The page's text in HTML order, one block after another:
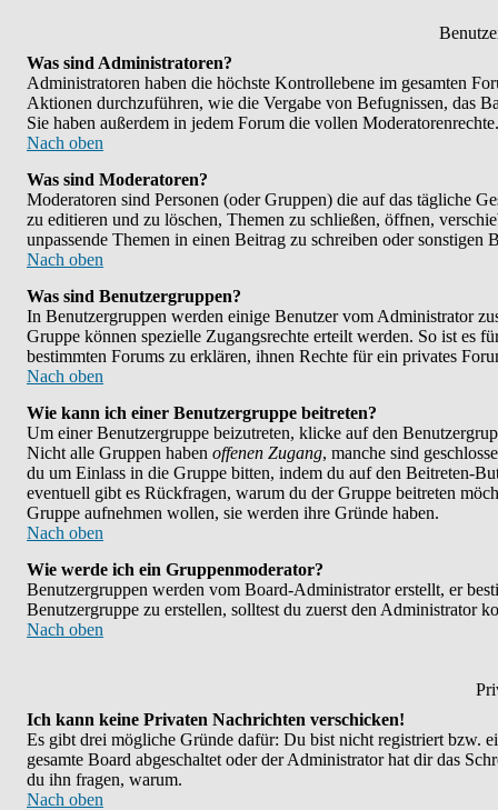
Was sind Administratoren?
Administratoren haben die höchste Kontrollebene im gesamten
Aktionen durchzuführen, wie die Vergabe von Befugnissen, das
Sie haben außerdem in jedem Forum die vollen Moderatorenrechte.
Nach oben
Was sind Moderatoren?
Moderatoren sind Personen (oder Gruppen) die auf das tägliche
zu editieren und zu löschen, Themen zu schließen, öffnen,
unpassende Themen in einen Beitrag zu schreiben oder sonstigen
Nach oben
Was sind Benutzergruppen?
In Benutzergruppen werden einige Benutzer vom Administrator
Gruppe können spezielle Zugangsrechte erteilt werden. So ist es
bestimmten Forums zu erklären, ihnen Rechte für ein privates
Nach oben
Wie kann ich einer Benutzergruppe beitreten?
Um einer Benutzergruppe beizutreten, klicke auf den
Nicht alle Gruppen haben offenen Zugang, manche sind
du um Einlass in die Gruppe bitten, indem du auf den Beitreten-
eventuell gibt es Rückfragen, warum du der Gruppe beitreten
Gruppe aufnehmen wollen, sie werden ihre Gründe haben.
Nach oben
Wie werde ich ein Gruppenmoderator?
Benutzergruppen werden vom Board-Administrator erstellt, er
Benutzergruppe zu erstellen, solltest du zuerst den Administrator
Nach oben
Ich kann keine Privaten Nachrichten verschicken!
Es gibt drei mögliche Gründe dafür: Du bist nicht registriert bzw.
gesamte Board abgeschaltet oder der Administrator hat dir das
du ihn fragen, warum.
Nach oben